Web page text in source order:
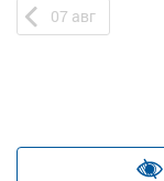
07 авг